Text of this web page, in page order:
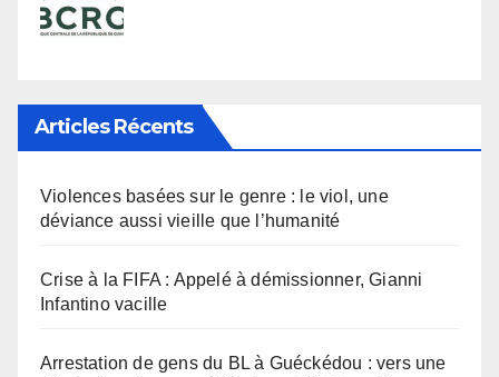
Articles Récents
Violences basées sur le genre : le viol, une
déviance aussi vieille que l’humanité
Crise à la FIFA : Appelé à démissionner, Gianni
Infantino vacille
Arrestation de gens du BL à Guéckédou : vers une